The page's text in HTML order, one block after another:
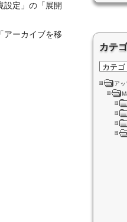
設定」の「展開
アーカイブを移
カテ
ア